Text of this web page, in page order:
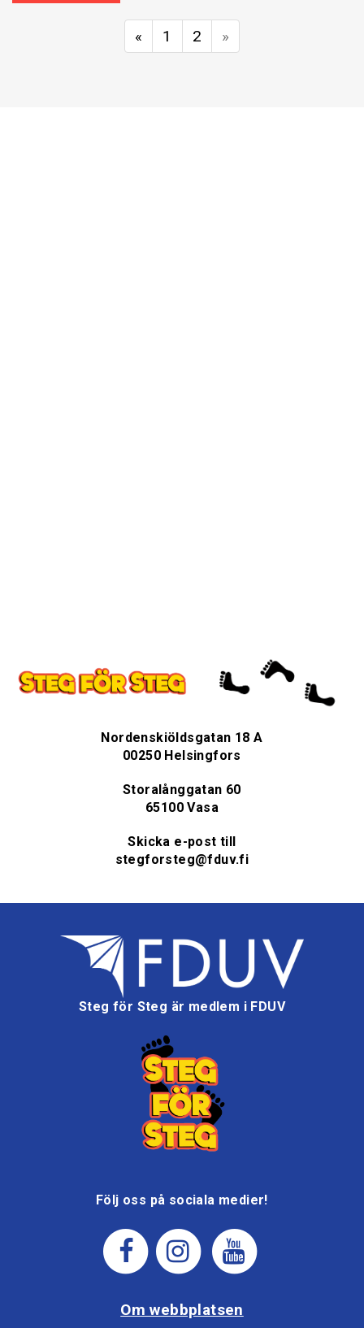
« 1 2 »
Nordenskiöldsgatan 18 A
00250 Helsingfors
Storalånggatan 60
65100 Vasa
Skicka e-post till
stegforsteg@fduv.fi
Steg för Steg är medlem i FDUV
Följ oss på sociala medier!
Om webbplatsen